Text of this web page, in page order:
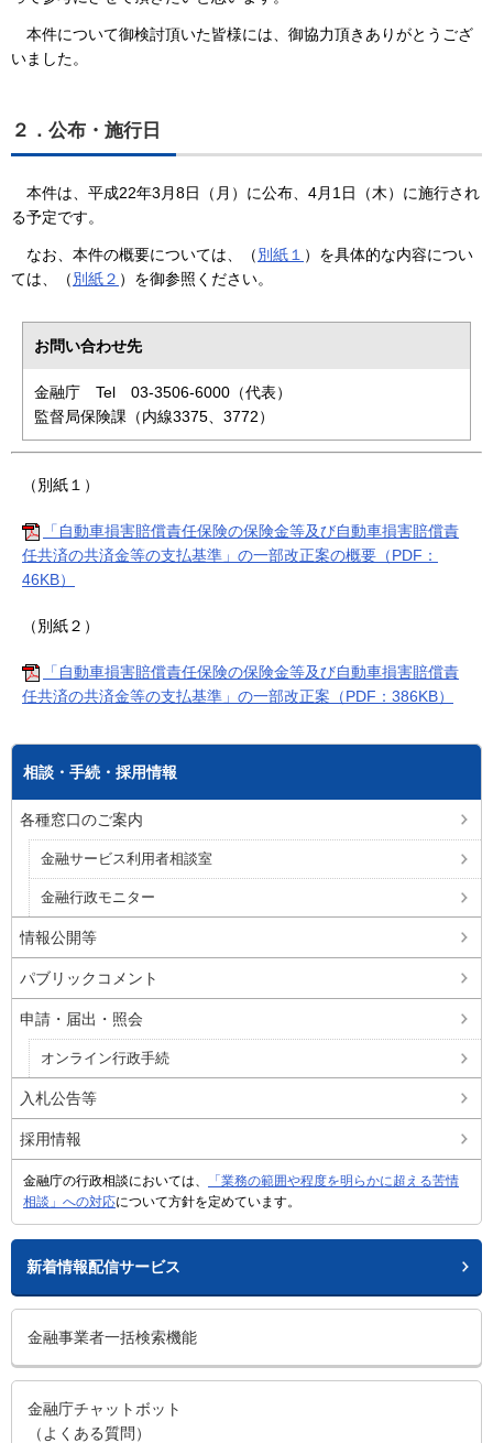
本件について御検討頂いた皆様には、御協力頂きありがとうござ
いました。
２．公布・施行日
本件は、平成22年3月8日（月）に公布、4月1日（木）に施行され
る予定です。
なお、本件の概要については、（別紙１ ）を具体的な内容につい
ては、（別紙２ ）を御参照ください。
お問い合わせ先
金融庁 Tel 03-3506-6000（代表）
監督局保険課（内線3375、3772）
（別紙１）
「自動車損害賠償責任保険の保険金等及び自動車損害賠償責
任共済の共済金等の支払基準」の一部改正案の概要（PDF：
46KB）
（別紙２）
「自動車損害賠償責任保険の保険金等及び自動車損害賠償責
任共済の共済金等の支払基準」の一部改正案（PDF：386KB）
相談・手続・採用情報
各種窓口のご案内
金融サービス利用者相談室
金融行政モニター
情報公開等
パブリックコメント
申請・届出・照会
オンライン行政手続
入札公告等
採用情報
金融庁の行政相談においては、
「業務の範囲や程度を明らかに超える苦情
相談」への対応について方針を定めています。
新着情報配信サービス
金融事業者一括検索機能
金融庁チャットボット
（よくある質問）